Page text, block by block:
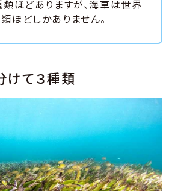
ほどありますが、海草は世界
ほどしかありません。
けて３種類